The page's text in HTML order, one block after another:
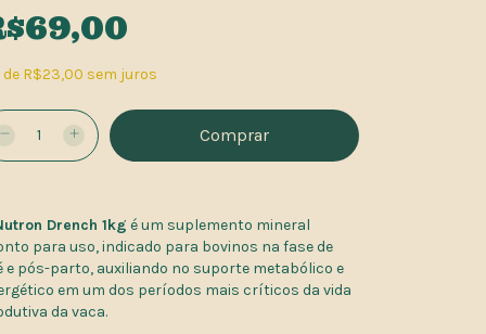
de R$23,00 sem juros
Drench 1kg é um suplemento mineral
para uso, indicado para bovinos na fase de
e pós-parto, auxiliando no suporte metabólico e
em um dos períodos mais críticos da vida
da vaca.